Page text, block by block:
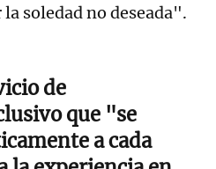
soledad no deseada".
de
que "se
a cada